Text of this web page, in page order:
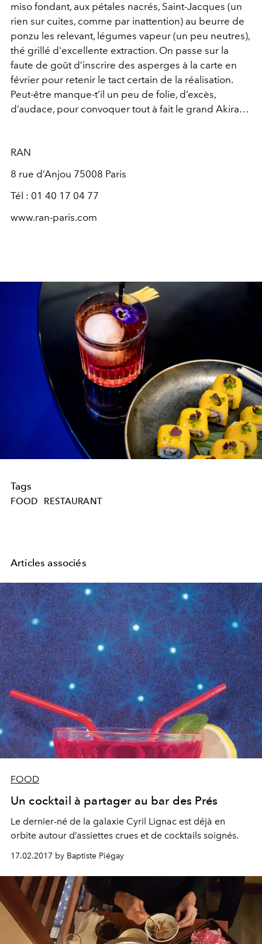
miso fondant, aux pétales nacrés, Saint-Jacques (un
rien sur cuites, comme par inattention) au beurre de
ponzu les relevant, légumes vapeur (un peu neutres),
thé grillé d'excellente extraction. On passe sur la
faute de goût d’inscrire des asperges à la carte en
février pour retenir le tact certain de la réalisation.
Peut-être manque-t’il un peu de folie, d’excès,
d’audace, pour convoquer tout à fait le grand Akira…
RAN
8 rue d’Anjou 75008 Paris
Tél : 01 40 17 04 77
www.ran-paris.com
Tags
FOOD RESTAURANT
Articles associés
FOOD
Un cocktail à partager au bar des Prés
Le dernier-né de la galaxie Cyril Lignac est déjà en
orbite autour d’assiettes crues et de cocktails soignés.
17.02.2017 by Baptiste Piégay